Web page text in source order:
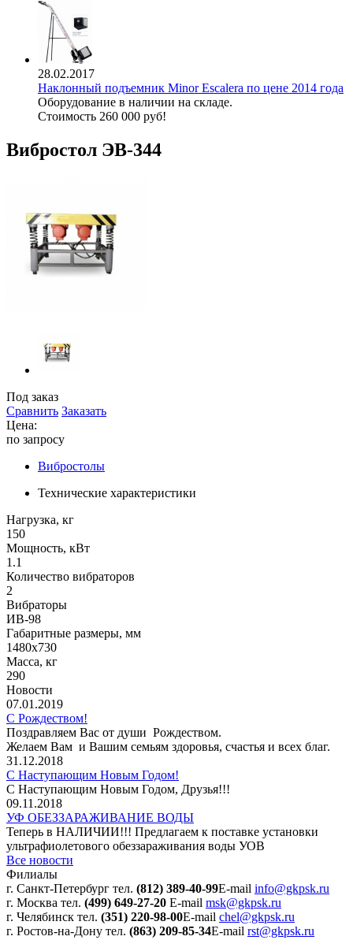
28.02.2017
Наклонный подъемник Minor Escalera по цене 2014 года
Оборудование в наличии на складе.
Стоимость 260 000 руб!
Вибростол ЭВ-344
Под заказ
Сравнить Заказать
Цена:
по запросу
Вибростолы
Технические характеристики
Нагрузка, кг
150
Мощность, кВт
1.1
Количество вибраторов
2
Вибраторы
ИВ-98
Габаритные размеры, мм
1480х730
Масса, кг
290
Новости
07.01.2019
С Рождеством!
Поздравляем Вас от души Рождеством.
Желаем Вам и Вашим семьям здоровья, счастья и всех благ.
31.12.2018
С Наступающим Новым Годом!
С Наступающим Новым Годом, Друзья!!!
09.11.2018
УФ ОБЕЗЗАРАЖИВАНИЕ ВОДЫ
Теперь в НАЛИЧИИ!!! Предлагаем к поставке установки
ультрафиолетового обеззараживания воды УОВ
Все новости
Филиалы
г. Санкт-Петербург тел. (812) 389-40-99E-mail info@gkpsk.ru
г. Москва тел. (499) 649-27-20 E-mail msk@gkpsk.ru
г. Челябинск тел. (351) 220-98-00E-mail chel@gkpsk.ru
г. Ростов-на-Дону тел. (863) 209-85-34E-mail rst@gkpsk.ru